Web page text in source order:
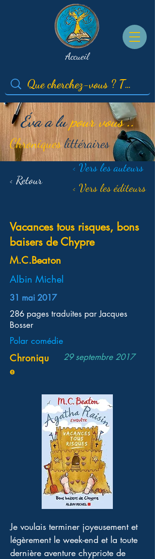
Accueil
Éva a lupour vous ..
Chroniqueslittéraires
< Retour
< Vers les auteurs
< Vers les éditeurs
Vacances tous risques, bons
baisers de Chypre
M.C.Beaton
Albin Michel
31 mai 2017
286 pages traduites par Jacques
Bosser
Polar comédie
Chroniqu
e
29 septembre 2017
Je voulais terminer joyeusement et
légèrement le week-end et la toute
dernière aventure chypriote de